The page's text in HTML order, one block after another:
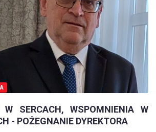
W SERCACH, WSPOMNIENIA W
- POŻEGNANIE DYREKTORA